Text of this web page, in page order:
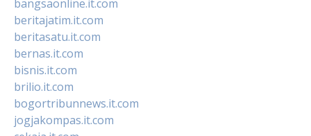
bangsaonline.it.com
beritajatim.it.com
beritasatu.it.com
bernas.it.com
bisnis.it.com
brilio.it.com
bogortribunnews.it.com
jogjakompas.it.com